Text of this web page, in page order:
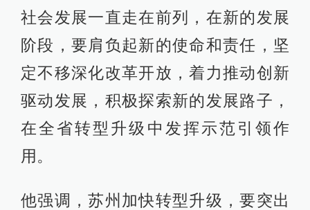
统制造业，全面推进技术创新、产品
创新、业态创新和商业模式创新。要
实现企业追求与政府支持的“同频共
振”，注重发挥好企业家的才能，创造
更好的产业生态系统。
澎湃新闻发现，
对江苏未来发展考量最多的关键词。